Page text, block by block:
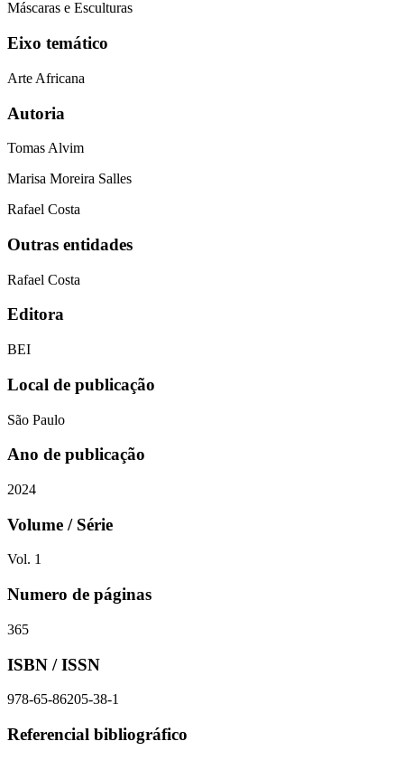
Máscaras e Esculturas
Eixo temático
Arte Africana
Autoria
Tomas Alvim
Marisa Moreira Salles
Rafael Costa
Outras entidades
Rafael Costa
Editora
BEI
Local de publicação
São Paulo
Ano de publicação
2024
Volume / Série
Vol. 1
Numero de páginas
365
ISBN / ISSN
978-65-86205-38-1
Referencial bibliográfico